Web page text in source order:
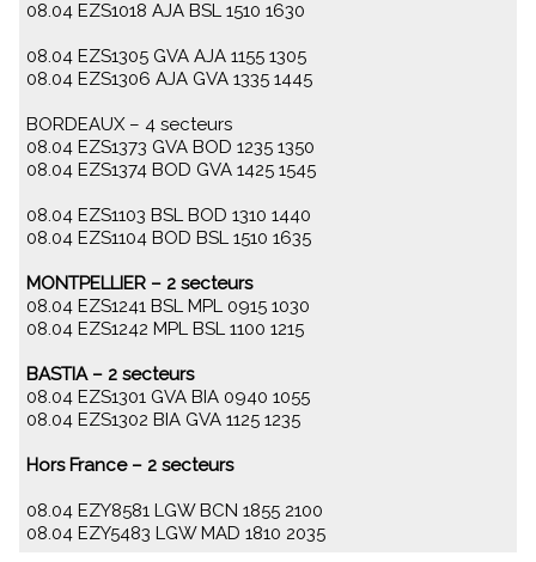
08.04 EZS1018 AJA BSL 1510 1630
08.04 EZS1305 GVA AJA 1155 1305
08.04 EZS1306 AJA GVA 1335 1445
BORDEAUX – 4 secteurs
08.04 EZS1373 GVA BOD 1235 1350
08.04 EZS1374 BOD GVA 1425 1545
08.04 EZS1103 BSL BOD 1310 1440
08.04 EZS1104 BOD BSL 1510 1635
MONTPELLIER – 2 secteurs
08.04 EZS1241 BSL MPL 0915 1030
08.04 EZS1242 MPL BSL 1100 1215
BASTIA – 2 secteurs
08.04 EZS1301 GVA BIA 0940 1055
08.04 EZS1302 BIA GVA 1125 1235
Hors France – 2 secteurs
08.04 EZY8581 LGW BCN 1855 2100
08.04 EZY5483 LGW MAD 1810 2035